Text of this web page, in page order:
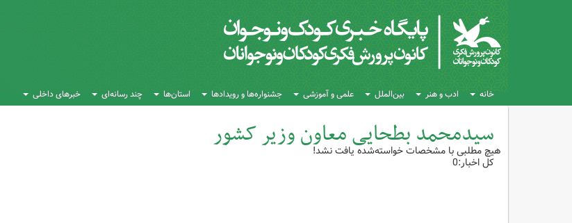
خانه ادب و هنر بین‌الملل علمی و آموزشی جشنواره‌ها و رویدادها استان‌ها چند رسانه‌ای خبرهای داخلی
سیدمحمد بطحایی معاون وزیر کشور
کل اخبار:0
هیچ مطلبی با مشخصات خواسته‌شده یافت نشد!